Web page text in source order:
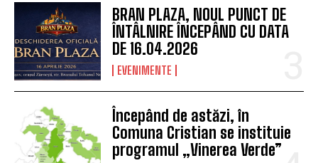
BRAN PLAZA, NOUL PUNCT DE
ÎNTÂLNIRE ÎNCEPÂND CU DATA
DE 16.04.2026
EVENIMENTE
Începând de astăzi, în
Comuna Cristian se instituie
programul „Vinerea Verde”